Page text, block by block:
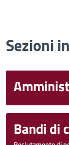
Sezioni
Bandi di